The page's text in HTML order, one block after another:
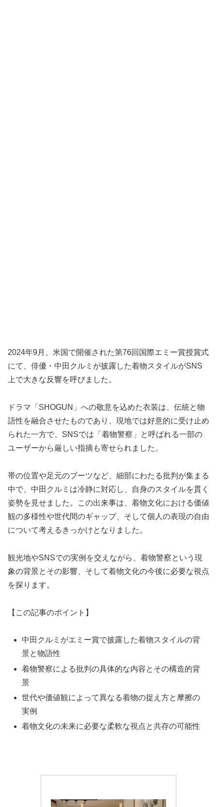
2024年9月、米国で開催された第76回国際エミー賞授賞式
にて、俳優・中田クルミが披露した着物スタイルがSNS
上で大きな反響を呼びました。
ドラマ「SHOGUN」への敬意を込めた衣装は、伝統と物
語性を融合させたものであり、現地では好意的に受け止め
られた一方で、SNSでは「着物警察」と呼ばれる一部の
ユーザーから厳しい指摘も寄せられました。
帯の位置や足元のブーツなど、細部にわたる批判が集まる
中で、中田クルミは冷静に対応し、自身のスタイルを貫く
姿勢を見せました。この出来事は、着物文化における価値
観の多様性や世代間のギャップ、そして個人の表現の自由
について考えるきっかけとなりました。
観光地やSNSでの実例を交えながら、着物警察という現
象の背景とその影響、そして着物文化の今後に必要な視点
を探ります。
【この記事のポイント】
中田クルミがエミー賞で披露した着物スタイルの背
景と物語性
着物警察による批判の具体的な内容とその構造的背
景
世代や価値観によって異なる着物の捉え方と摩擦の
実例
着物文化の未来に必要な柔軟な視点と共存の可能性